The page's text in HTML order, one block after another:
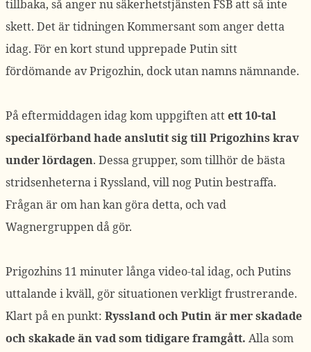
tillbaka, så anger nu säkerhetstjänsten FSB att så inte
skett. Det är tidningen Kommersant som anger detta
idag. För en kort stund upprepade Putin sitt
fördömande av Prigozhin, dock utan namns nämnande.
På eftermiddagen idag kom uppgiften attett 10-tal
specialförband hade anslutit sig till Prigozhins krav
under lördagen. Dessa grupper, som tillhör de bästa
stridsenheterna i Ryssland, vill nog Putin bestraffa.
Frågan är om han kan göra detta, och vad
Wagnergruppen då gör.
Prigozhins 11 minuter långa video-tal idag, och Putins
uttalande i kväll, gör situationen verkligt frustrerande.
Klart på en punkt: Ryssland och Putin är mer skadade
och skakade än vad som tidigare framgått. Alla som